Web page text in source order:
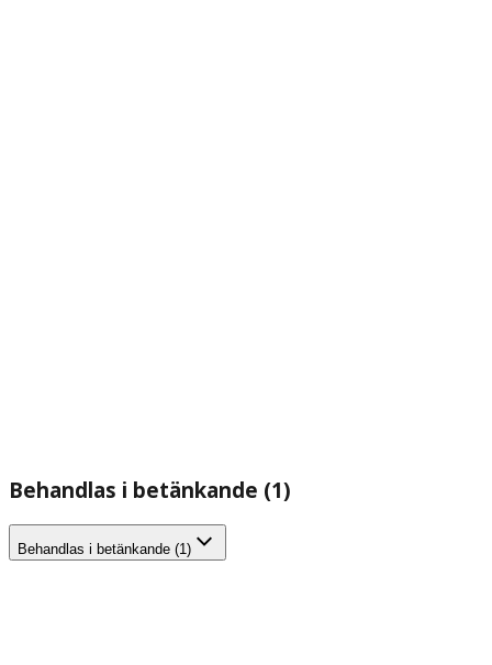
Behandlas i betänkande (1)
Behandlas i betänkande (1)